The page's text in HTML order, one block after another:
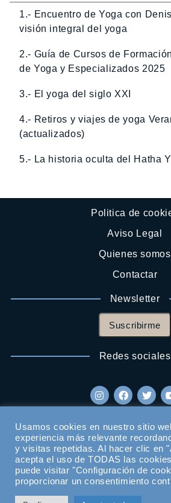
1.- Encuentro de Yoga con
visión integral del yoga
2.- Guía de Cursos de
de Yoga y Especializados 2025
3.- El yoga del siglo XXI
4.- Retiros y viajes de yoga
(actualizados)
5.- La historia oculta del Hatha
Politica de
Aviso Legal
Quienes somos
Contactar
Newsletter
Suscribirme
Redes sociales
Usamos cookies en nuestro sitio
experiencia más relevante
y visitas repetidas. Al hacer clic en
acepta el uso de TODAS las
puede visitar "Configuración de
proporcionar un consentimiento